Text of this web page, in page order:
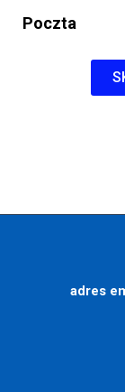
Poczta
adres